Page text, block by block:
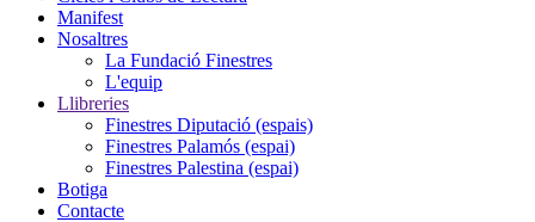
Manifest
Nosaltres
La Fundació Finestres
L'equip
Llibreries
Finestres Diputació (espais)
Finestres Palamós (espai)
Finestres Palestina (espai)
Botiga
Contacte